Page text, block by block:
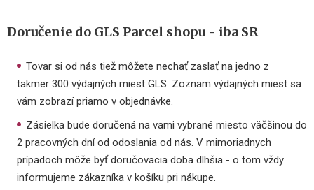
Doručenie do GLS Parcel shopu - iba SR
Tovar si od nás tiež môžete nechať zaslať na jedno z
takmer 300 výdajných miest GLS. Zoznam výdajných miest sa
vám zobrazí priamo v objednávke.
Zásielka bude doručená na vami vybrané miesto väčšinou do
2 pracovných dní od odoslania od nás. V mimoriadnych
prípadoch môže byť doručovacia doba dlhšia - o tom vždy
informujeme zákazníka v košíku pri nákupe.